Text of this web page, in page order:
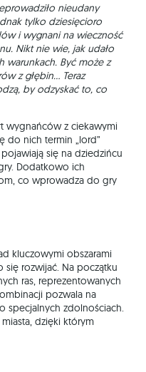
nieudany
tylko dziesięcioro
i wygnani na wieczność
Nikt nie wie, jak udało
warunkach. Być może z
z głębin… Teraz
by odzyskać to, co
wygnańców z ciekawymi
do nich termin „lord”
się na dziedzińcu
Dodatkowo ich
co wprowadza do gry
kluczowymi obszarami
rozwijać. Na początku
ras, reprezentowanych
pozwala na
specjalnych zdolnościach.
dzięki którym